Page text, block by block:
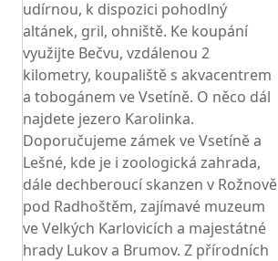
udírnou, k dispozici pohodlný
altánek, gril, ohniště. Ke koupání
využijte Bečvu, vzdálenou 2
kilometry, koupaliště s akvacentrem
a tobogánem ve Vsetíně. O něco dál
najdete jezero Karolinka.
Doporučujeme zámek ve Vsetíně a
Lešné, kde je i zoologická zahrada,
dále dechberoucí skanzen v Rožnově
pod Radhoštěm, zajímavé muzeum
ve Velkých Karlovicích a majestátné
hrady Lukov a Brumov. Z přírodních